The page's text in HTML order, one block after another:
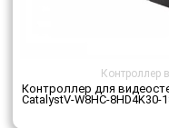
Контроллер
Контроллер для
CatalystV-W8HC-8HD4K30-